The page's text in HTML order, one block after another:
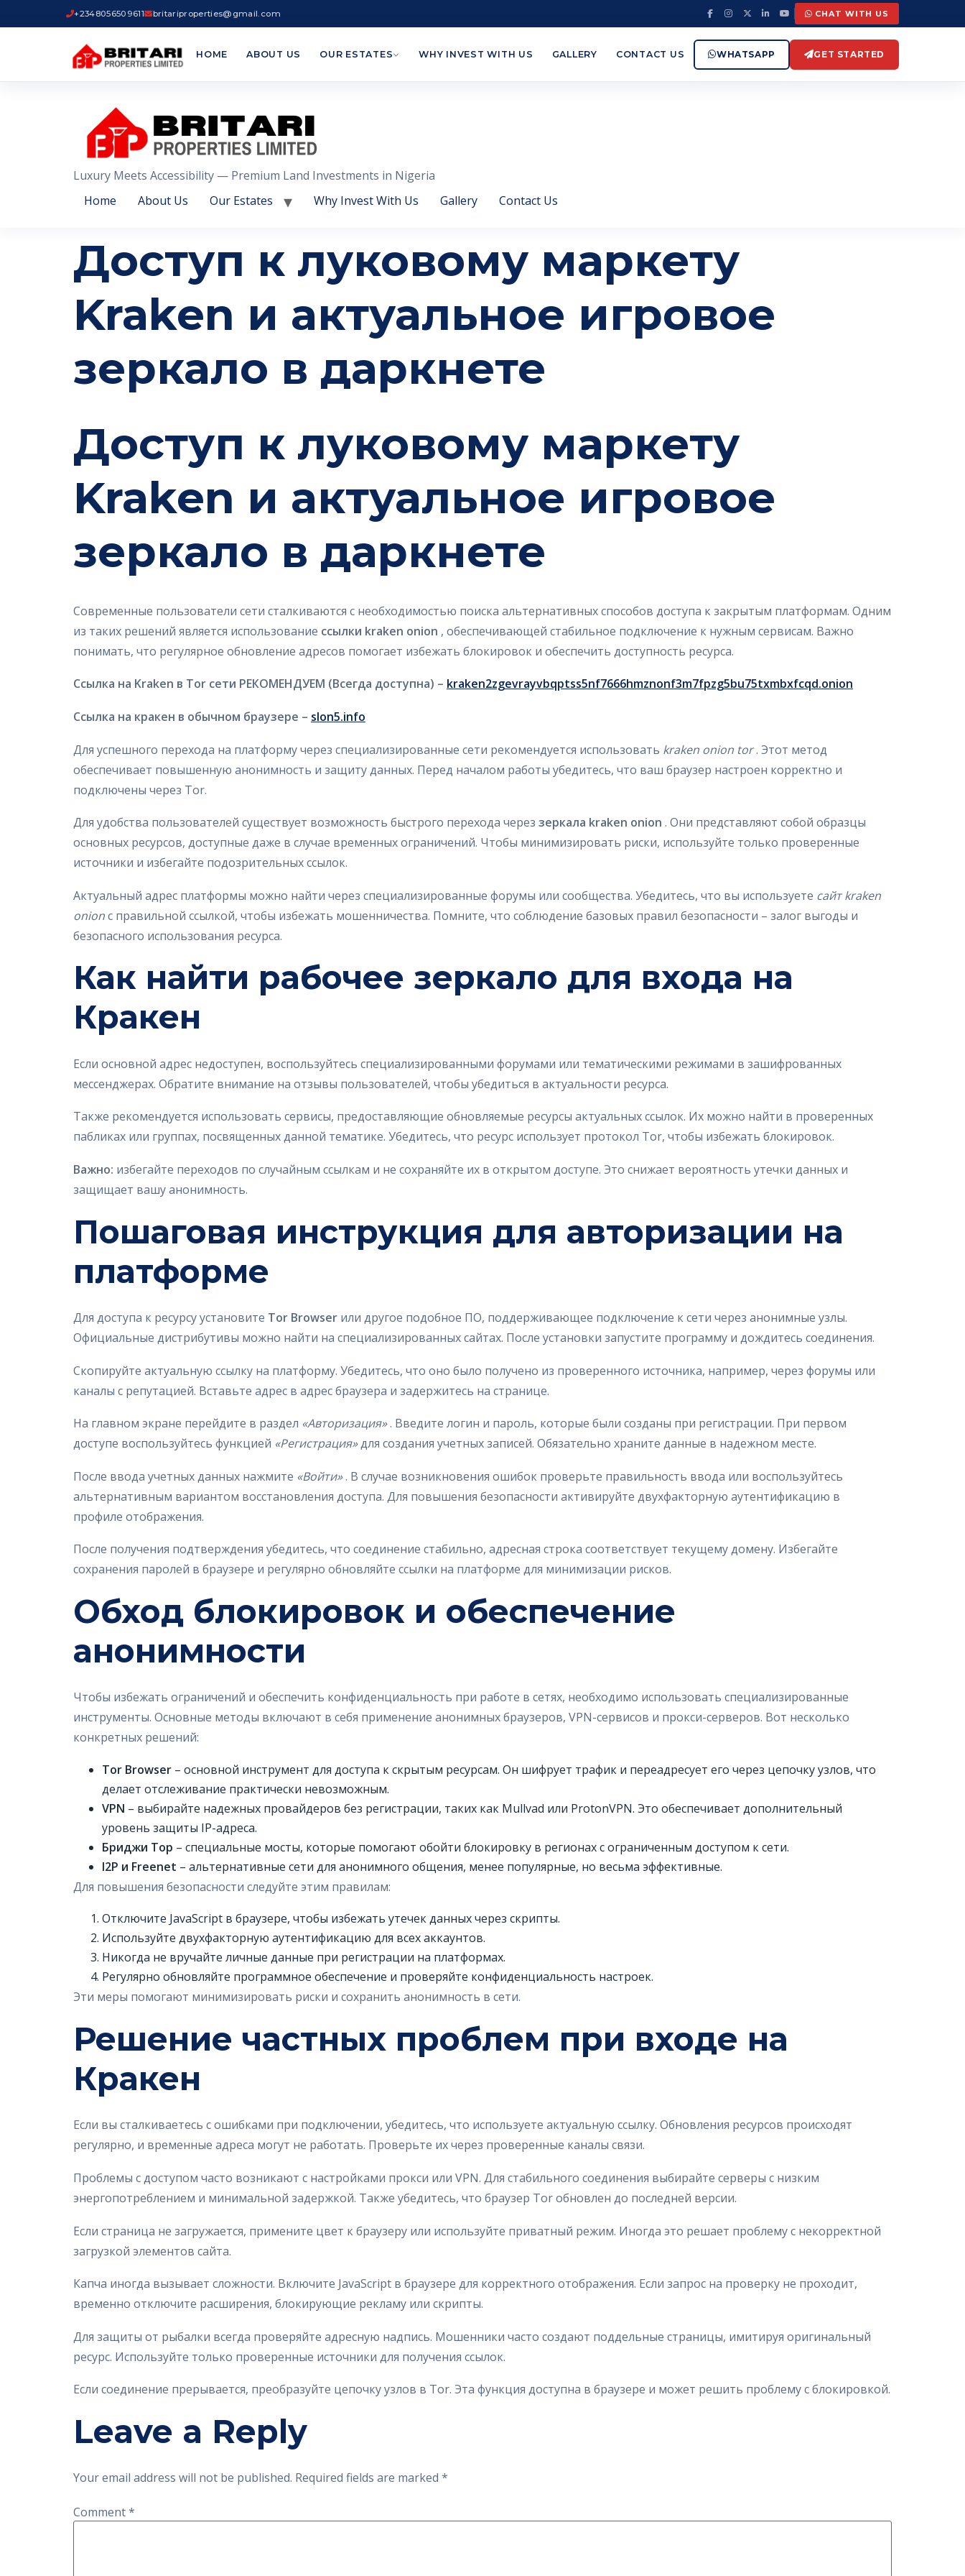
+2348056509611 britariproperties@gmail.com CHAT WITH US
HOME ABOUT US OUR ESTATES WHY INVEST WITH US GALLERY CONTACT US WHATSAPP GET STARTED
Luxury Meets Accessibility — Premium Land Investments in Nigeria
Home
About Us Our Estates Why Invest With Us Gallery Contact Us
Доступ к луковому маркету
Kraken и актуальное игровое
зеркало в даркнете
Доступ к луковому маркету
Kraken и актуальное игровое
зеркало в даркнете
Современные пользователи сети сталкиваются с необходимостью поиска альтернативных способов доступа к закрытым платформам. Одним
из таких решений является использование ссылки kraken onion , обеспечивающей стабильное подключение к нужным сервисам. Важно
понимать, что регулярное обновление адресов помогает избежать блокировок и обеспечить доступность ресурса.
Ссылка на Kraken в Tor сети РЕКОМЕНДУЕМ (Всегда доступна) – kraken2zgevrayvbqptss5nf7666hmznonf3m7fpzg5bu75txmbxfcqd.onion
Ссылка на кракен в обычном браузере – slon5.info
Для успешного перехода на платформу через специализированные сети рекомендуется использовать kraken onion tor. Этот метод
обеспечивает повышенную анонимность и защиту данных. Перед началом работы убедитесь, что ваш браузер настроен корректно и
подключены через Tor.
Для удобства пользователей существует возможность быстрого перехода через зеркала kraken onion . Они представляют собой образцы
основных ресурсов, доступные даже в случае временных ограничений. Чтобы минимизировать риски, используйте только проверенные
источники и избегайте подозрительных ссылок.
Актуальный адрес платформы можно найти через специализированные форумы или сообщества. Убедитесь, что вы используете сайт kraken
onionс правильной ссылкой, чтобы избежать мошенничества. Помните, что соблюдение базовых правил безопасности – залог выгоды и
безопасного использования ресурса.
Как найти рабочее зеркало для входа на
Кракен
Если основной адрес недоступен, воспользуйтесь специализированными форумами или тематическими режимами в зашифрованных
мессенджерах. Обратите внимание на отзывы пользователей, чтобы убедиться в актуальности ресурса.
Также рекомендуется использовать сервисы, предоставляющие обновляемые ресурсы актуальных ссылок. Их можно найти в проверенных
пабликах или группах, посвященных данной тематике. Убедитесь, что ресурс использует протокол Tor, чтобы избежать блокировок.
Важно: избегайте переходов по случайным ссылкам и не сохраняйте их в открытом доступе. Это снижает вероятность утечки данных и
защищает вашу анонимность.
Пошаговая инструкция для авторизации на
платформе
Для доступа к ресурсу установите Tor Browser или другое подобное ПО, поддерживающее подключение к сети через анонимные узлы.
Официальные дистрибутивы можно найти на специализированных сайтах. После установки запустите программу и дождитесь соединения.
Скопируйте актуальную ссылку на платформу. Убедитесь, что оно было получено из проверенного источника, например, через форумы или
каналы с репутацией. Вставьте адрес в адрес браузера и задержитесь на странице.
На главном экране перейдите в раздел «Авторизация». Введите логин и пароль, которые были созданы при регистрации. При первом
доступе воспользуйтесь функцией «Регистрация»для создания учетных записей. Обязательно храните данные в надежном месте.
После ввода учетных данных нажмите «Войти». В случае возникновения ошибок проверьте правильность ввода или воспользуйтесь
альтернативным вариантом восстановления доступа. Для повышения безопасности активируйте двухфакторную аутентификацию в
профиле отображения.
После получения подтверждения убедитесь, что соединение стабильно, адресная строка соответствует текущему домену. Избегайте
сохранения паролей в браузере и регулярно обновляйте ссылки на платформе для минимизации рисков.
Обход блокировок и обеспечение
анонимности
Чтобы избежать ограничений и обеспечить конфиденциальность при работе в сетях, необходимо использовать специализированные
инструменты. Основные методы включают в себя применение анонимных браузеров, VPN-сервисов и прокси-серверов. Вот несколько
конкретных решений:
Tor Browser – основной инструмент для доступа к скрытым ресурсам. Он шифрует трафик и переадресует его через цепочку узлов, что
делает отслеживание практически невозможным.
VPN – выбирайте надежных провайдеров без регистрации, таких как Mullvad или ProtonVPN. Это обеспечивает дополнительный
уровень защиты IP-адреса.
Бриджи Тор – специальные мосты, которые помогают обойти блокировку в регионах с ограниченным доступом к сети.
I2P и Freenet – альтернативные сети для анонимного общения, менее популярные, но весьма эффективные.
Для повышения безопасности следуйте этим правилам:
Отключите JavaScript в браузере, чтобы избежать утечек данных через скрипты.
Используйте двухфакторную аутентификацию для всех аккаунтов.
Никогда не вручайте личные данные при регистрации на платформах.
Регулярно обновляйте программное обеспечение и проверяйте конфиденциальность настроек.
Эти меры помогают минимизировать риски и сохранить анонимность в сети.
Решение частных проблем при входе на
Кракен
Если вы сталкиваетесь с ошибками при подключении, убедитесь, что используете актуальную ссылку. Обновления ресурсов происходят
регулярно, и временные адреса могут не работать. Проверьте их через проверенные каналы связи.
Проблемы с доступом часто возникают с настройками прокси или VPN. Для стабильного соединения выбирайте серверы с низким
энергопотреблением и минимальной задержкой. Также убедитесь, что браузер Tor обновлен до последней версии.
Если страница не загружается, примените цвет к браузеру или используйте приватный режим. Иногда это решает проблему с некорректной
загрузкой элементов сайта.
Капча иногда вызывает сложности. Включите JavaScript в браузере для корректного отображения. Если запрос на проверку не проходит,
временно отключите расширения, блокирующие рекламу или скрипты.
Для защиты от рыбалки всегда проверяйте адресную надпись. Мошенники часто создают поддельные страницы, имитируя оригинальный
ресурс. Используйте только проверенные источники для получения ссылок.
Если соединение прерывается, преобразуйте цепочку узлов в Tor. Эта функция доступна в браузере и может решить проблему с блокировкой.
Leave a Reply
Your email address will not be published. Required fields are marked *
Comment*